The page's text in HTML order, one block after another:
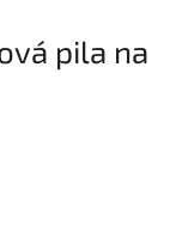
pila na